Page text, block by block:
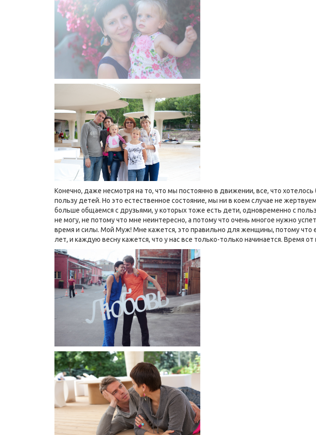
Конечно, даже несмотря на то, что мы постоянно в движении, все, что
пользу детей. Но это естественное состояние, мы ни в коем случае не
больше общаемся с друзьями, у которых тоже есть дети, одновременно с
не могу, не потому что мне неинтересно, а потому что очень многое нужно
время и силы. Мой Муж! Мне кажется, это правильно для женщины, потому что
лет, и каждую весну кажется, что у нас все только-только начинается. Время